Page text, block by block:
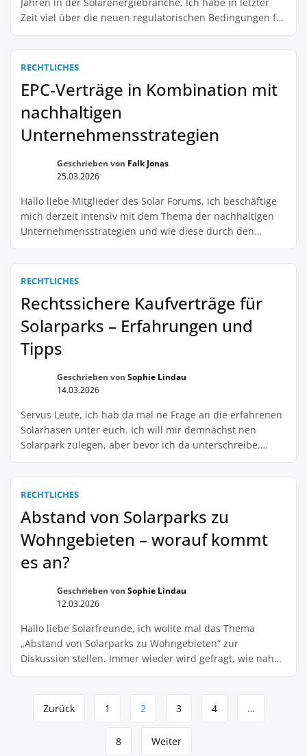
Zeit viel über die neuen regulatorischen Bedingungen für
dass wir jetzt ohne Volleinspeisung planen müssen,
RECHTLICHES
EPC-Verträge in Kombination mit
nachhaltigen
Unternehmensstrategien
Geschrieben von Falk Jonas
25.03.2026
Hallo liebe Mitglieder des Solar Forums, ich beschäftige
mich derzeit intensiv mit dem Thema der nachhaltigen
Unternehmensstrategien und wie diese durch den
Verträge“ gestoßen und frage mich, inwieweit diese bei
ihr mir mehr über […]
RECHTLICHES
Rechtssichere Kaufverträge für
Solarparks – Erfahrungen und
Tipps
Geschrieben von Sophie Lindau
14.03.2026
Servus Leute, ich hab da mal ne Frage an die erfahrenen
Solarhasen unter euch. Ich will mir demnächst nen
Solarpark zulegen, aber bevor ich da unterschreibe,
hat. Ich mein, klar, die Garantie muss ja irgendwie
RECHTLICHES
Abstand von Solarparks zu
Wohngebieten – worauf kommt
es an?
Geschrieben von Sophie Lindau
12.03.2026
Hallo liebe Solarfreunde, ich wollte mal das Thema
„Abstand von Solarparks zu Wohngebieten“ zur
Diskussion stellen. Immer wieder wird gefragt, wie nah
der Abstand von verschiedenen Punkten ab:
Sichtschutz-Aspekte. […]
Seitennavigation
Zurück 1 2 3 4 …
8 Weiter